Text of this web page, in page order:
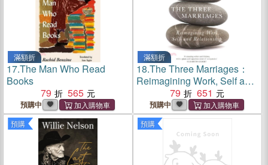
滿額折
17.The Man Who Read
Books
79
565
預購中
滿額折
18.The Three Marriages：
Reimagining Work, Self and
Relationship
79 651
預購中
預購 預購